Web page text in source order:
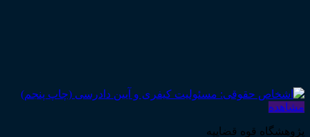
مشاهده
پژوهشگاه قوه قضاییه